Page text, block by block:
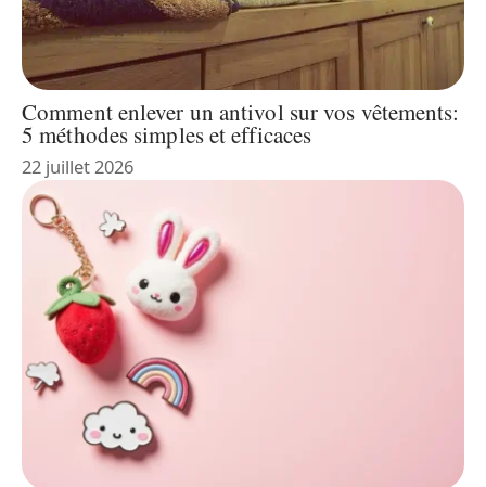
Comment enlever un antivol sur vos vêtements:
5 méthodes simples et efficaces
22 juillet 2026